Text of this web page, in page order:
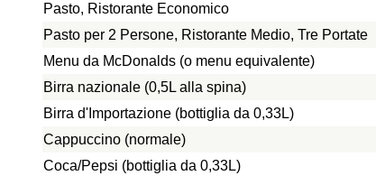
Pasto, Ristorante Economico
Pasto per 2 Persone, Ristorante Medio, Tre Portate
Menu da McDonalds (o menu equivalente)
Birra nazionale (0,5L alla spina)
Birra d'Importazione (bottiglia da 0,33L)
Cappuccino (normale)
Coca/Pepsi (bottiglia da 0,33L)